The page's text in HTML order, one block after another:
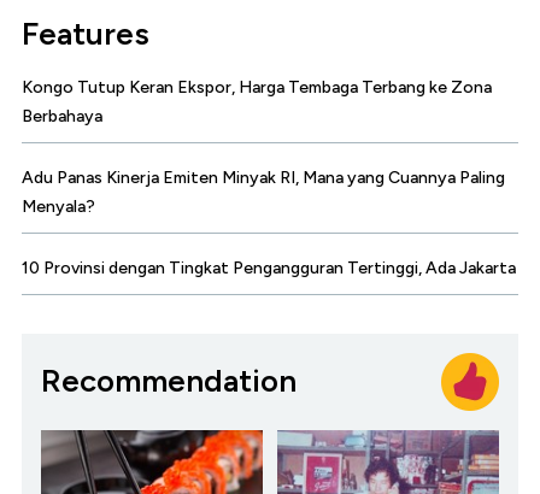
Features
Kongo Tutup Keran Ekspor, Harga Tembaga Terbang ke Zona
Berbahaya
Adu Panas Kinerja Emiten Minyak RI, Mana yang Cuannya Paling
Menyala?
10 Provinsi dengan Tingkat Pengangguran Tertinggi, Ada Jakarta
Recommendation